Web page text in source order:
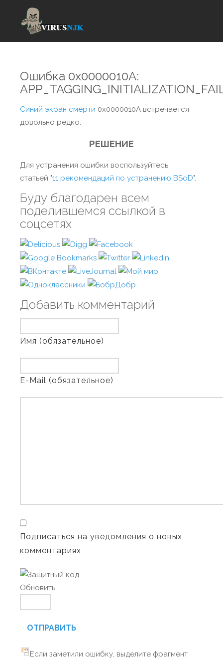
Ошибка 0x0000010A:
Синий экран смерти 0x0000010A встречается
довольно редко.
РЕШЕНИЕ
Для устранения ошибки воспользуйтесь
статьей "11 рекомендаций по устранению BSoD".
Буду благодарен всем
поделившемся ссылкой в
соцсетях
Добавить комментарий
Имя (обязательное)
E-Mail (обязательное)
Подписаться на уведомления о новых
комментариях
Обновить
ОТПРАВИТЬ
Если заметили ошибку, выделите фрагмент